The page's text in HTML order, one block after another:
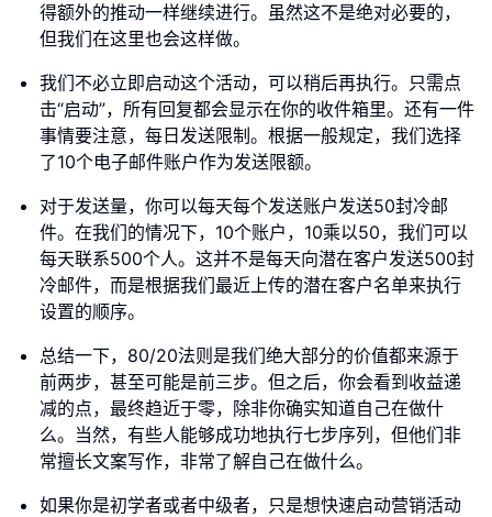
得额外的推动一样继续进行。虽然这不是绝对必要的，
但我们在这里也会这样做。
我们不必立即启动这个活动，可以稍后再执行。只需点
击“启动”，所有回复都会显示在你的收件箱里。还有一件
事情要注意，每日发送限制。根据一般规定，我们选择
了10个电子邮件账户作为发送限额。
对于发送量，你可以每天每个发送账户发送50封冷邮
件。在我们的情况下，10个账户，10乘以50，我们可以
每天联系500个人。这并不是每天向潜在客户发送500封
冷邮件，而是根据我们最近上传的潜在客户名单来执行
设置的顺序。
总结一下，80/20法则是我们绝大部分的价值都来源于
前两步，甚至可能是前三步。但之后，你会看到收益递
减的点，最终趋近于零，除非你确实知道自己在做什
么。当然，有些人能够成功地执行七步序列，但他们非
常擅长文案写作，非常了解自己在做什么。
如果你是初学者或者中级者，只是想快速启动营销活动